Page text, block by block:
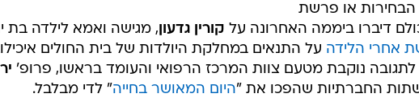
הבחירות או פרשת
דיברו ביממה האחרונה על קורין גדעון, מגישה ואמא לילדה בת
אחרי הלידה על התנאים במחלקת היולדות של בית החולים
נוקבת מטעם צוות המרכז הרפואי והעומד בראשו, פרופ'
החברתיות שהפכו את "היום המאושר בחייה" לדי מבלבל.